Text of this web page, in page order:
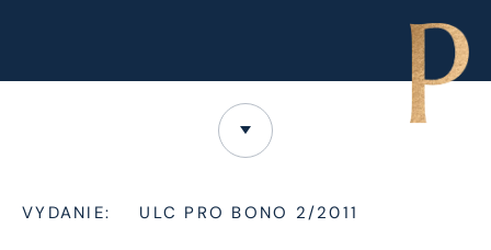
VYDANIE: ULC PRO BONO 2/2011